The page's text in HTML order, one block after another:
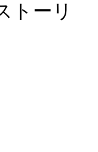
トーリ